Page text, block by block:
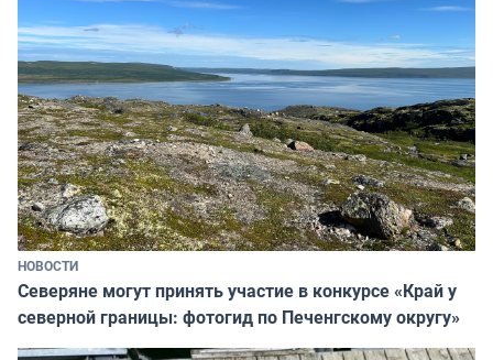
НОВОСТИ
Северяне могут принять участие в конкурсе «Край у
северной границы: фотогид по Печенгскому округу»